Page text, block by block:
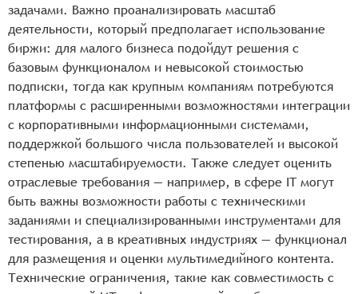
задачами. Важно проанализировать масштаб
деятельности, который предполагает использование
биржи: для малого бизнеса подойдут решения с
базовым функционалом и невысокой стоимостью
подписки, тогда как крупным компаниям потребуются
платформы с расширенными возможностями интеграции
с корпоративными информационными системами,
поддержкой большого числа пользователей и высокой
степенью масштабируемости. Также следует оценить
отраслевые требования — например, в сфере IT могут
быть важны возможности работы с техническими
заданиями и специализированными инструментами для
тестирования, а в креативных индустриях — функционал
для размещения и оценки мультимедийного контента.
Технические ограничения, такие как совместимость с